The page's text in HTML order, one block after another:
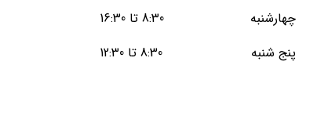
چهارشنبه
8:30 تا 16:30
پنج شنبه
8:30 تا 12:30